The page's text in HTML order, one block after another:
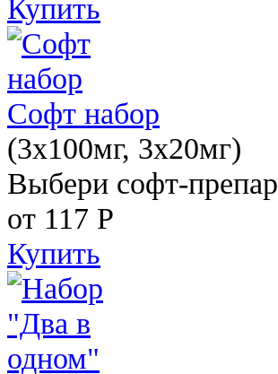
Купить
Софт набор
(3x100мг, 3x20мг)
Выбери софт-
от 117 Р
Купить